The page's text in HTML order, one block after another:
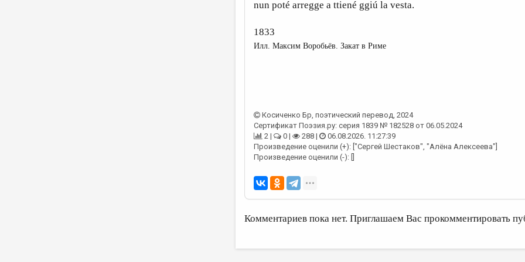
nun poté arregge a ttiené ggiú la vesta.
1833
Илл. Максим Воробьёв. Закат в Риме
Косиченко Бр , поэтический перевод, 2024
Сертификат Поэзия.ру: серия 1839 № 182528 от 06.05.2024
2 |
0 | 288 |
06.08.2026. 11:27:39
Произведение оценили (+): ["Сергей Шестаков", "Алёна Алексеева"]
Произведение оценили (-): []
Комментариев пока нет. Приглашаем Вас прокомментировать